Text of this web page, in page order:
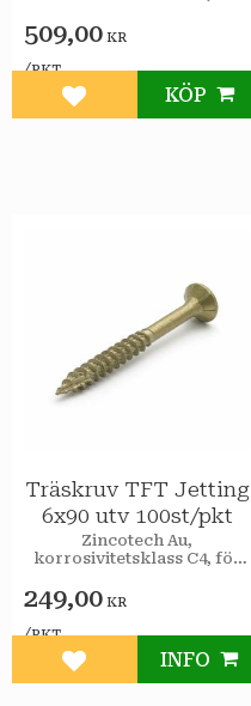
509,00 KR
/PKT
Lägg till i favoriter
KÖP
Träskruv TFT Jetting
6x90 utv 100st/pkt
Zincotech Au,
korrosivitetsklass C4, för
249,00 KR
/PKT
Lägg till i favoriter
INFO